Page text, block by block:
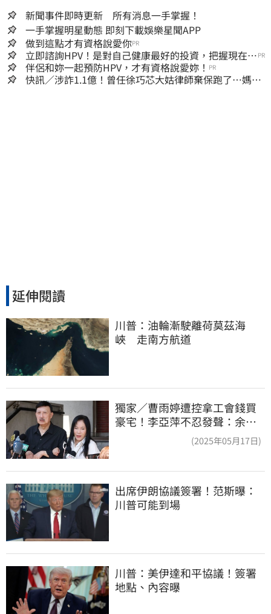
新聞事件即時更新 所有消息一手掌握！
一手掌握明星動態 即刻下載娛樂星聞APP
做到這點才有資格說愛你PR
立即諮詢HPV！是對自己健康最好的投資，把握現在不
嫌晚！
PR
伴侶和妳一起預防HPV，才有資格說愛妳！ PR
快訊／涉詐1.1億！曾任徐巧芯大姑律師棄保跑了…媽也
延伸閱讀
川普：油輪漸駛離荷莫茲海
峽　走南方航道
獨家／曹雨婷遭控拿工會錢買
豪宅！李亞萍不忍發聲：余天
(2025年05月17日)
出席伊朗協議簽署！范斯曝：
川普可能到場
川普：美伊達和平協議！簽署
地點、內容曝